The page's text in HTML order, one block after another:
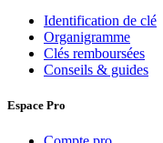
Identification de clé
Organigramme
Clés remboursées
Conseils & guides
Espace Pro